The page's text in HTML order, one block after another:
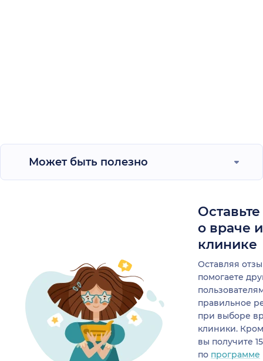
Может быть полезно
о враче
клинике
Оставляя
помогаете
правильное
при выборе
клиники.
вы получите
по программе